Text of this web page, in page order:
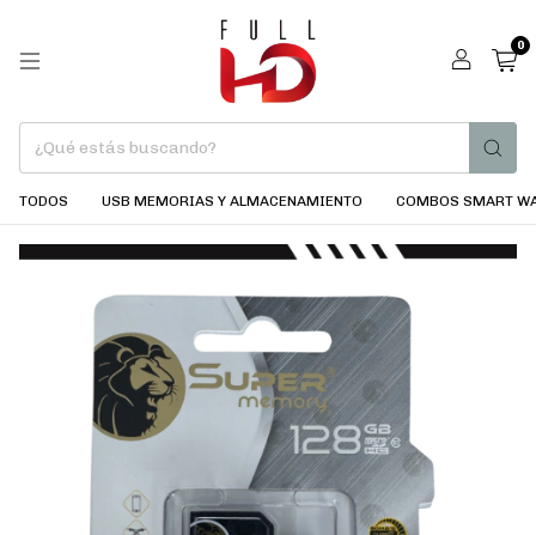
0
TODOS USB MEMORIAS Y ALMACENAMIENTO COMBOS SMART